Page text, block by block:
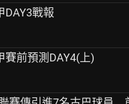
DAY3戰報
賽前預測DAY4(上)